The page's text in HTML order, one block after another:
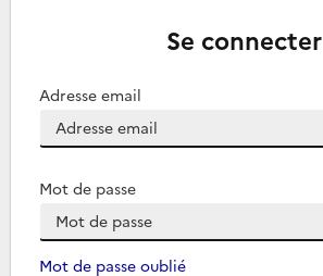
Se connecter
Adresse email
Mot de passe
Mot de passe oublié